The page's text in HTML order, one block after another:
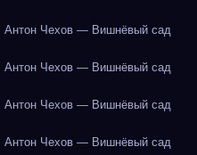
Антон Чехов — Вишнёвый сад
Антон Чехов — Вишнёвый сад
Антон Чехов — Вишнёвый сад
Антон Чехов — Вишнёвый сад